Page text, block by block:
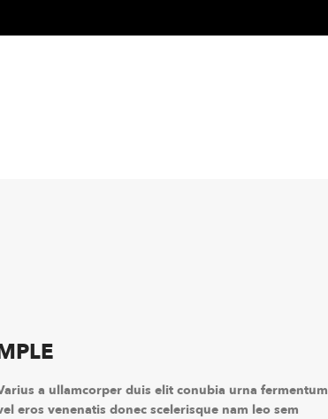
a ullamcorper duis elit conubia urna fermentum
eros venenatis donec scelerisque nam leo sem